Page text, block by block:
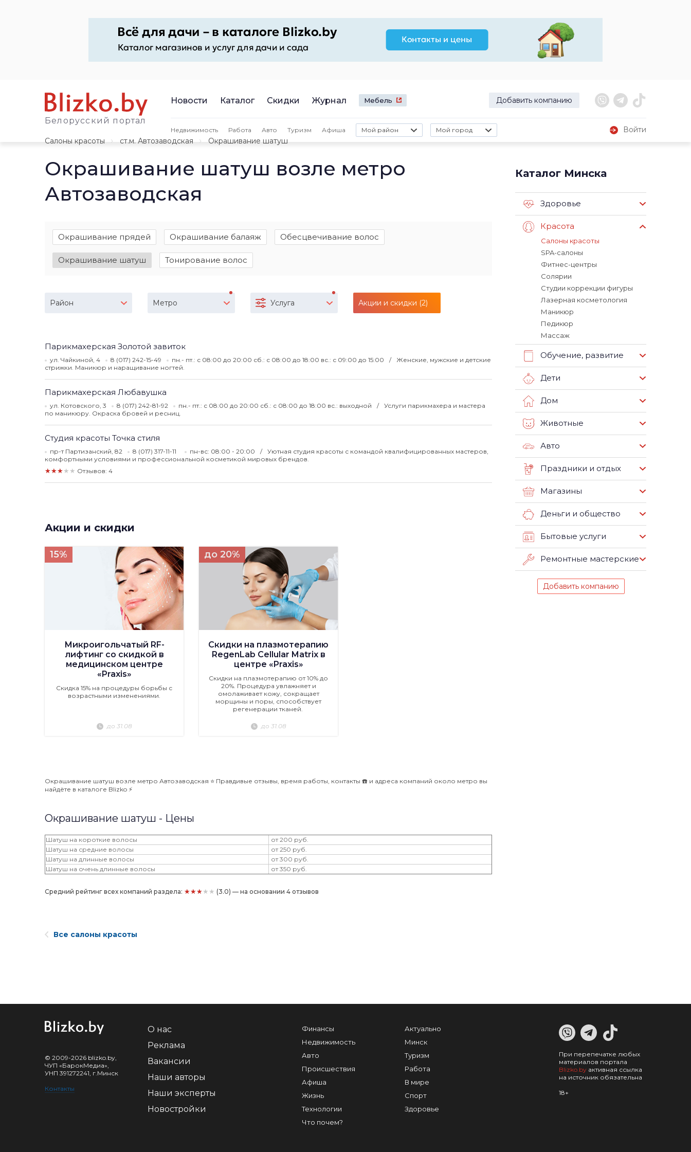
Белорусский портал
Новости Каталог Скидки Журнал Мебель Добавить компанию
Недвижимость Работа Авто Туризм Афиша Мой район Мой город
Войти
Салоны красоты
ст.м. Автозаводская Окрашивание шатуш
Окрашивание шатуш возле метро
Автозаводская
Окрашивание прядей Окрашивание балаяж Обесцвечивание волос
Окрашивание шатуш Тонирование волос
Район Метро Услуга Акции и скидки (2)
Парикмахерская Золотой завиток
ул. Чайкиной, 4 8 (017) 242-15-49 пн.- пт.: с 08:00 до 20:00 сб.: с 08:00 до 18:00 вс.: с 09:00 до 15:00
Женские, мужские и детские
стрижки. Маникюр и наращивание ногтей.
Парикмахерская Любавушка
ул. Котовского, 3 8 (017) 242-81-92 пн.- пт.: с 08:00 до 20:00 сб.: с 08:00 до 18:00 вс.: выходной
Услуги парикмахера и мастера
по маникюру. Окраска бровей и ресниц.
Студия красоты Точка стиля
пр-т Партизанский, 82 8 (017) 317-11-11 пн-вс: 08:00 - 20:00
Уютная студия красоты с командой квалифицированных мастеров,
комфортными условиями и профессиональной косметикой мировых брендов.
★★★★★ Отзывов: 4
Акции и скидки
15%
Микроигольчатый RF-
лифтинг со скидкой в
медицинском центре
«Praxis»
Скидка 15% на процедуры борьбы с
возрастными изменениями.
до 31.08
до 20%
Скидки на плазмотерапию
RegenLab Cellular Matrix в
центре «Praxis»
Скидки на плазмотерапию от 10% до
20%. Процедура увлажняет и
омолаживает кожу, сокращает
морщины и поры, способствует
регенерации тканей.
до 31.08
Окрашивание шатуш возле метро Автозаводская ⭐️ Правдивые отзывы, время работы, контакты ☎️ и адреса компаний около метро вы
найдёте в каталоге Blizko ⚡️
Окрашивание шатуш - Цены
Шатуш на короткие волосы
от 200 руб.
Шатуш на средние волосы
от 250 руб.
Шатуш на длинные волосы
от 300 руб.
Шатуш на очень длинные волосы
от 350 руб.
Средний рейтинг всех компаний раздела: ★★★★★ (3.0) — на основании 4 отзывов
Каталог Минска
Здоровье
Красота
Салоны красоты
SPA-салоны
Фитнес-центры
Солярии
Студии коррекции фигуры
Лазерная косметология
Маникюр
Педикюр
Массаж
Обучение, развитие
Дети
Дом
Животные
Авто
Праздники и отдых
Магазины
Деньги и общество
Бытовые услуги
Ремонтные мастерские
Добавить компанию
Все салоны красоты
© 2009-2026 blizko.by,
ЧУП «БарокМедиа»,
УНП 391272241, г.Минск
Контакты
О нас
Реклама
Вакансии
Наши авторы
Наши эксперты
Новостройки
Финансы
Недвижимость
Авто
Происшествия
Афиша
Жизнь
Технологии
Что почем?
Актуально
Минск
Туризм
Работа
В мире
Спорт
Здоровье
При перепечатке любых
материалов портала
Blizko.by активная ссылка
на источник обязательна
18+